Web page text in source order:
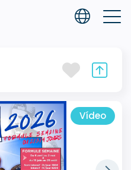
Vídeo